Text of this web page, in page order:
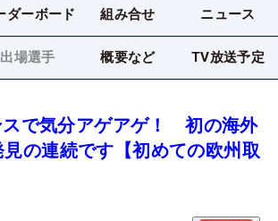
ダーボード 組み合せ ニュース
出場選手 概要など TV放送予定
スで気分アゲアゲ！ 初の海外
の連続です【初めての欧州取